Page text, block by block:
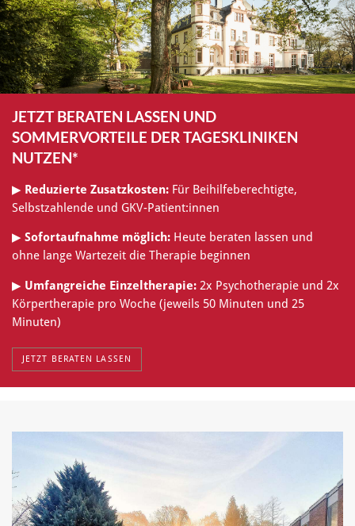
JETZT BERATEN LASSEN UND
SOMMERVORTEILE DER TAGESKLINIKEN
NUTZEN*
▶ Reduzierte Zusatzkosten: Für Beihilfeberechtigte,
Selbstzahlende und GKV-Patient:innen
▶ Sofortaufnahme möglich: Heute beraten lassen und
ohne lange Wartezeit die Therapie beginnen
▶ Umfangreiche Einzeltherapie: 2x Psychotherapie und 2x
Körpertherapie pro Woche (jeweils 50 Minuten und 25
Minuten)
JETZT BERATEN LASSEN